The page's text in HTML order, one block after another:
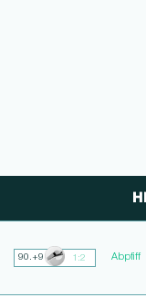
90.+9 1:2 Abpfiff